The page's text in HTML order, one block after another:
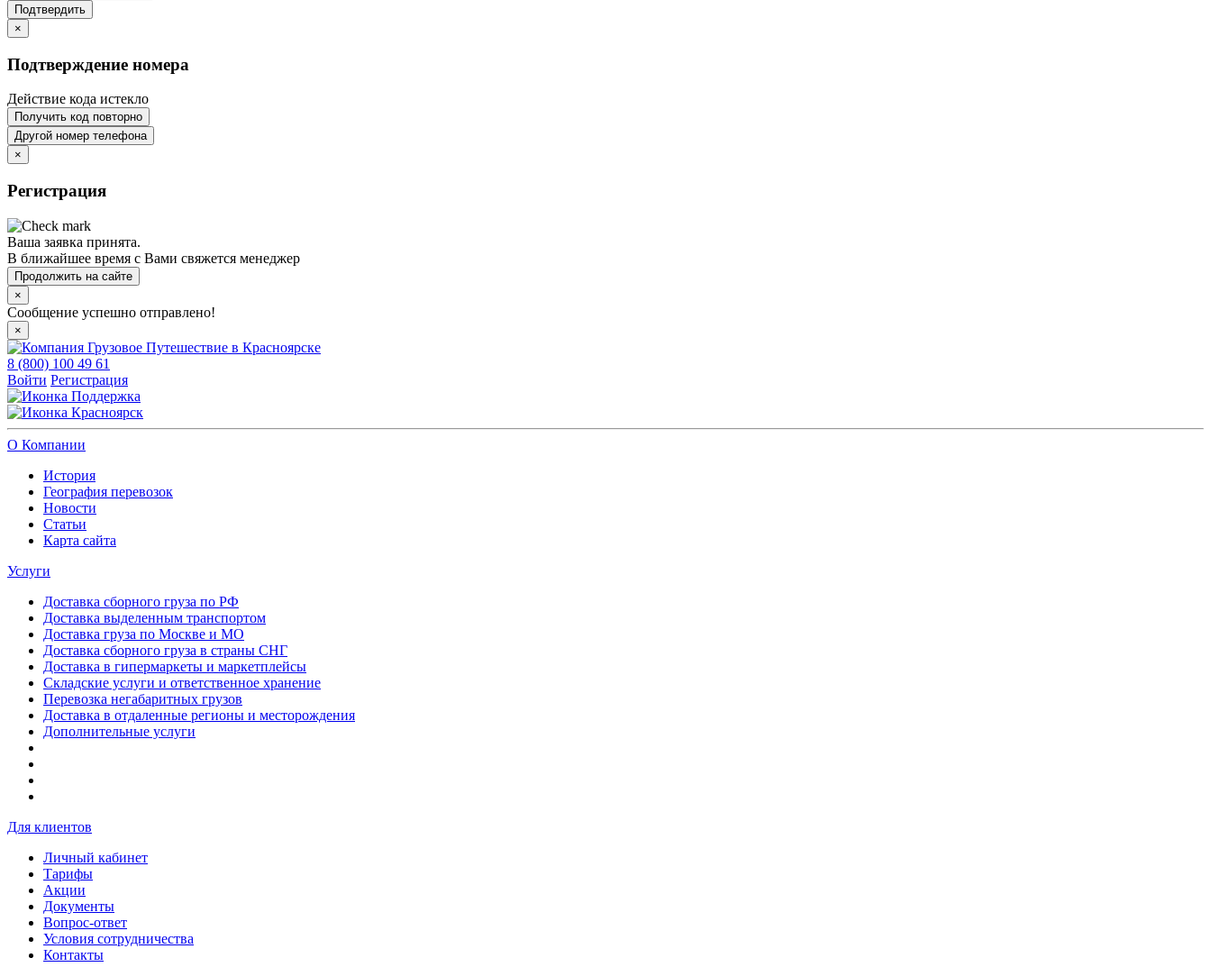
Подтвердить
×
Подтверждение номера
Действие кода истекло
Получить код повторно
Другой номер телефона
×
Регистрация
Ваша заявка принята.
В ближайшее время с Вами свяжется менеджер
Продолжить на сайте
×
Сообщение успешно отправлено!
×
8 (800) 100 49 61
Войти Регистрация
Поддержка
Красноярск
О Компании
История
География перевозок
Новости
Статьи
Карта сайта
Услуги
Доставка сборного груза по РФ
Доставка выделенным транспортом
Доставка груза по Москве и МО
Доставка сборного груза в страны СНГ
Доставка в гипермаркеты и маркетплейсы
Складские услуги и ответственное хранение
Перевозка негабаритных грузов
Доставка в отдаленные регионы и месторождения
Дополнительные услуги
Для клиентов
Личный кабинет
Тарифы
Акции
Документы
Вопрос-ответ
Условия сотрудничества
Контакты